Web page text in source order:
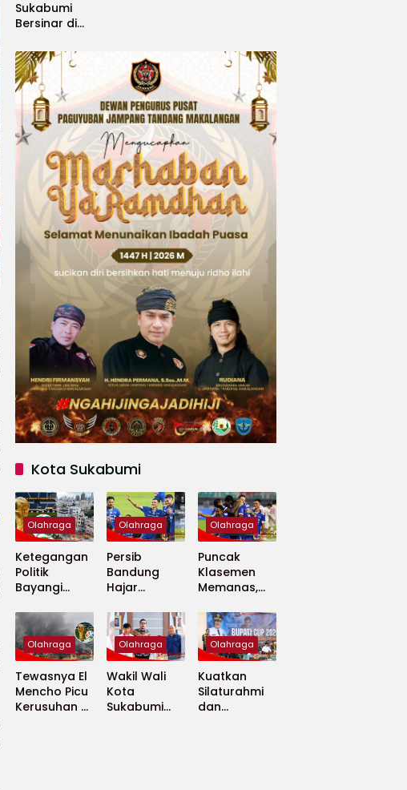
Sukabumi
Bersinar di
Gelar
Bergengsi
Ajang Idol
Kids
International
2026
Kota Sukabumi
Olahraga
Ketegangan
Politik
Bayangi
Piala Dunia
2026
Olahraga
Persib
Bandung
Hajar
United 5-0,
Perkuat
Puncak
Klasemen BRI
Super
League
Olahraga
Puncak
Klasemen
Memanas,
Persija Saling
Tekan
Olahraga
Tewasnya El
Mencho Picu
Kerusuhan di
Olahraga
Wakil Wali
Kota
Sukabumi
Olahraga
Kuatkan
Silaturahmi
dan